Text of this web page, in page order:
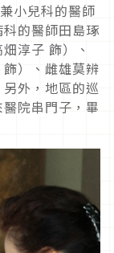
小兒科的醫師
的醫師田島琢
淳子 飾）、
）、雌雄莫辨
外，地區的巡
院串門子，畢